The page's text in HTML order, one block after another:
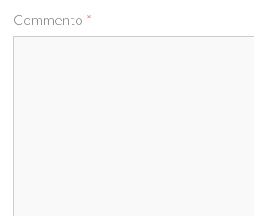
Commento *